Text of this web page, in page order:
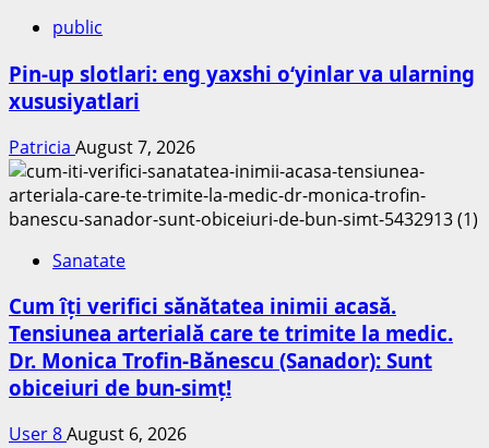
public
Pin-up slotlari: eng yaxshi o‘yinlar va ularning
xususiyatlari
Patricia August 7, 2026
Sanatate
Cum îți verifici sănătatea inimii acasă.
Tensiunea arterială care te trimite la medic.
Dr. Monica Trofin-Bănescu (Sanador): Sunt
obiceiuri de bun-simț!
User 8August 6, 2026